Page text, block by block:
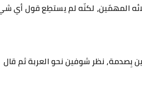
المهمّين، لكنّه لم يستطِع قول أي
بِصدمة، نظر شوفين نحو العربة ثم قال